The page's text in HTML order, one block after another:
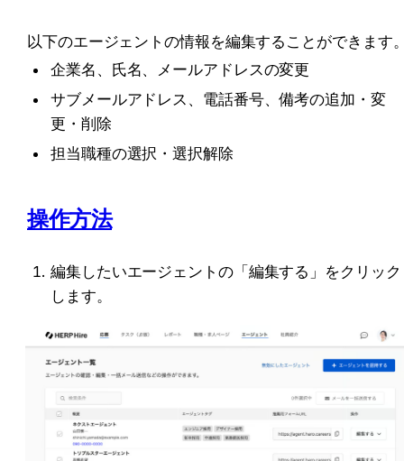
以下のエージェントの情報を編集することができます
企業名、氏名、メールアドレスの変更
サブメールアドレス、電話番号、備考の追加・変
更・削除
担当職種の選択・選択解除
操作方法
編集したいエージェントの「編集する」をクリック
します。